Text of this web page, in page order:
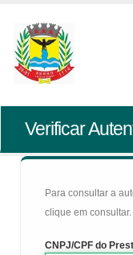
Verificar
Para consultar a
clique em consultar.
CNPJ/CPF do